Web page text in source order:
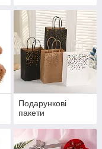
Подарункові
пакети